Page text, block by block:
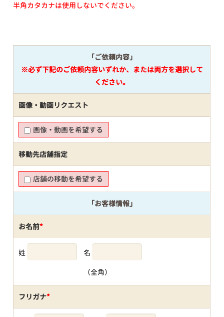
半角カタカナは使用しないでください。
「ご依頼内容」
※必ず下記のご依頼内容いずれか、または両方を選択して
ください。
画像・動画リクエスト
画像・動画を希望する
移動先店舗指定
店舗の移動を希望する
「お客様情報」
お名前*
姓 名
（全角）
フリガナ*